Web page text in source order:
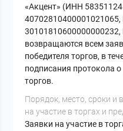
«Акцент» (ИНН
возвращаются всем
победителя торгов, в
подписания протокола
торгов.
Порядок, место, сроки и
на участие в торгах и
Заявки на участие в